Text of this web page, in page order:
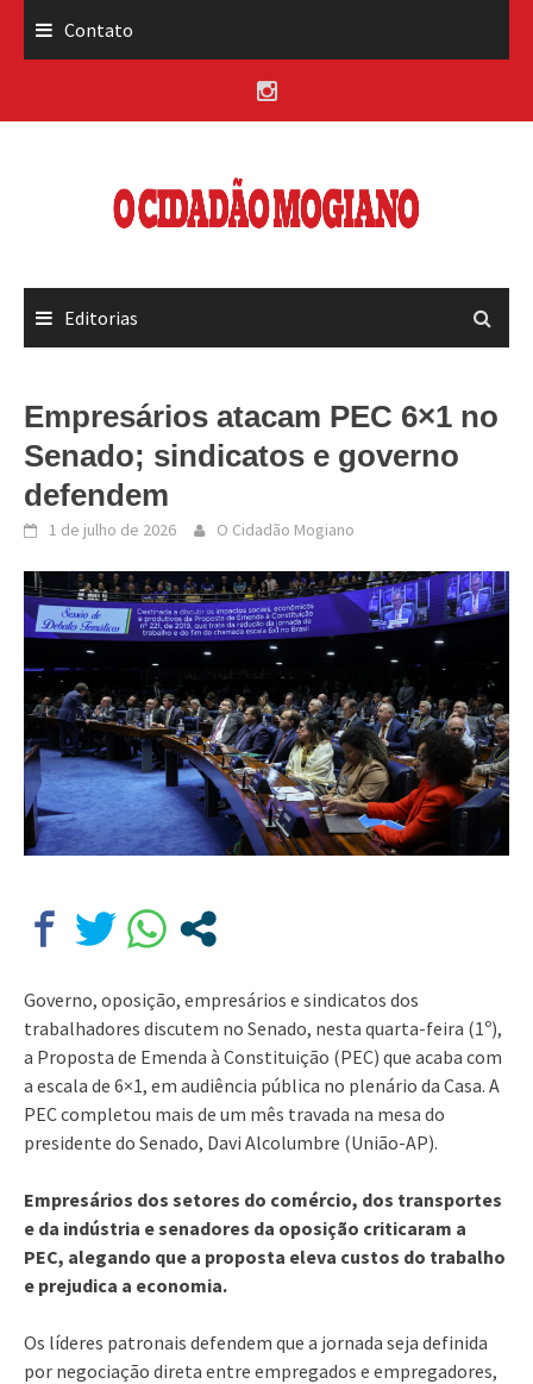
Contato
Editorias
Empresários atacam PEC 6×1 no
Senado; sindicatos e governo
defendem
1 de julho de 2026 O Cidadão Mogiano
Governo, oposição, empresários e sindicatos dos
trabalhadores discutem no Senado, nesta quarta-feira (1º),
a Proposta de Emenda à Constituição (PEC) que acaba com
a escala de 6×1, em audiência pública no plenário da Casa. A
PEC completou mais de um mês travada na mesa do
presidente do Senado, Davi Alcolumbre (União-AP).
Empresários dos setores do comércio, dos transportes
e da indústria e senadores da oposição criticaram a
PEC, alegando que a proposta eleva custos do trabalho
e prejudica a economia.
Os líderes patronais defendem que a jornada seja definida
por negociação direta entre empregados e empregadores,